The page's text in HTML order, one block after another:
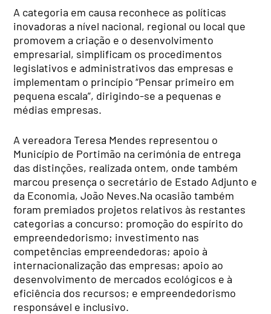
A categoria em causa reconhece as políticas
inovadoras a nível nacional, regional ou local que
promovem a criação e o desenvolvimento
empresarial, simplificam os procedimentos
legislativos e administrativos das empresas e
implementam o princípio “Pensar primeiro em
pequena escala”, dirigindo-se a pequenas e
médias empresas.
A vereadora Teresa Mendes representou o
Município de Portimão na cerimónia de entrega
das distinções, realizada ontem, onde também
marcou presença o secretário de Estado Adjunto e
da Economia, João Neves.Na ocasião também
foram premiados projetos relativos às restantes
categorias a concurso: promoção do espírito do
empreendedorismo; investimento nas
competências empreendedoras; apoio à
internacionalização das empresas; apoio ao
desenvolvimento de mercados ecológicos e à
eficiência dos recursos; e empreendedorismo
responsável e inclusivo.